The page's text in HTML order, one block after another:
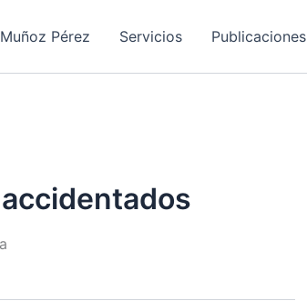
Pérez Servicios Publicaciones